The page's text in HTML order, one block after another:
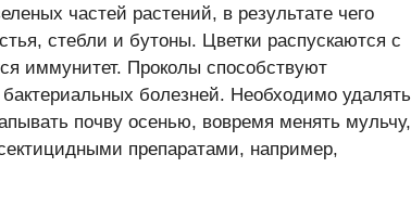
частей растений, в результате чего
стебли и бутоны. Цветки распускаются с
иммунитет. Проколы способствуют
болезней. Необходимо удалять
почву осенью, вовремя менять мульчу,
препаратами, например,